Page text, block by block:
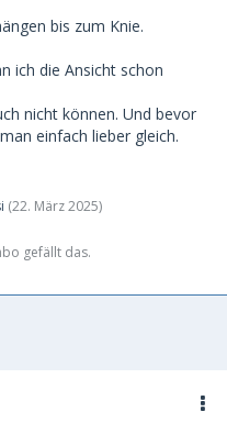
bis zum Knie.
ich die Ansicht schon
nicht können. Und bevor
einfach lieber gleich.
(22. März 2025)
gefällt das.